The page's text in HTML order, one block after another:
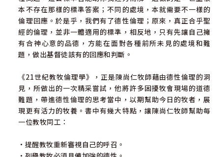
本不存在那樣的標準答案；不同的處境，本就需要不一樣的
倫理回應。於是乎，我們有了德性倫理；原來，真正合乎聖
經的倫理，並非一體適用的標準，相反地，只有先讓自己擁
有合神心意的品德，方能在面對各種前所未見的處境和難
題，做出基督徒該有的回應和判斷。
《21世紀教牧倫理學》，正是陳尚仁牧師藉由德性倫理的洞
見，所做出的一次精采嘗試，他將許多困擾牧會現場的道德
難題，帶進德性倫理的思考當中，以期幫助今日的牧者，展
現更有活力的牧養。書中有幾大特點，讓陳尚仁牧師幫助每
一位教牧同工：
•提醒教牧重新審視自己的呼召。